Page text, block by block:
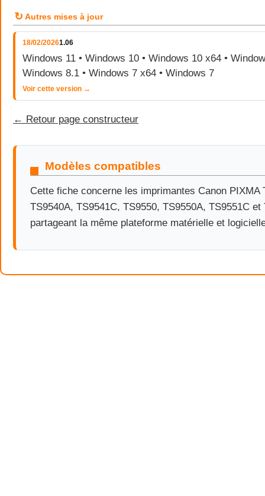
↻ Autres mises à jour
18/02/20261.06
Windows 11 • Windows 10 • Windows 10 x64 •
Windows 8.1 • Windows 7 x64 • Windows 7
Voir cette version →
← Retour page constructeur
Modèles compatibles
Cette fiche concerne les imprimantes Canon PIXMA
TS9540A, TS9541C, TS9550, TS9550A, TS9551C et
partageant la même plateforme matérielle et